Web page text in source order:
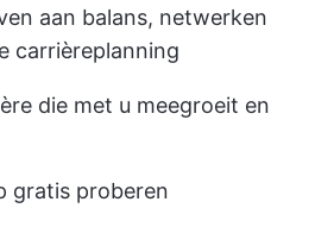
aan balans, netwerken
carrièreplanning
die met u meegroeit en
gratis proberen